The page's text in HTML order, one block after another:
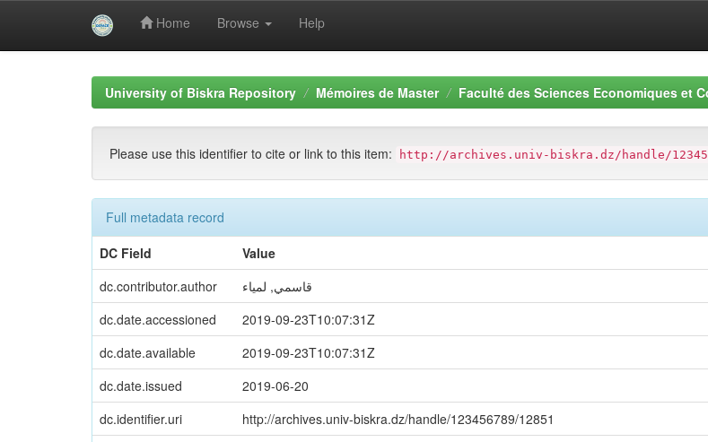
Home Browse Help
University of Biskra Repository Mémoires de Master Faculté des Sciences Economiques et
Please use this identifier to cite or link to this item: http://archives.univ-biskra.dz/handle/
Full metadata record
DC Field
Value
dc.contributor.author
قاسمي, لمياء
dc.date.accessioned
2019-09-23T10:07:31Z
dc.date.available
2019-09-23T10:07:31Z
dc.date.issued
2019-06-20
dc.identifier.uri
http://archives.univ-biskra.dz/handle/123456789/12851